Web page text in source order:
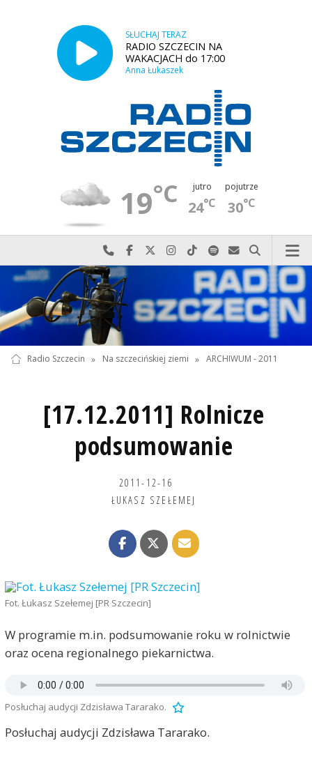
SŁUCHAJ TERAZ
RADIO SZCZECIN NA
WAKACJACH do 17:00
Anna Łukaszek
19°C jutro
24°C
pojutrze
30°C
Najlepiej po prostu do nas zadzwoń
Odwiedź nas na Facebook-u
Odwiedź nas na X
Odwiedź nas na Instagram-ie
Odwiedź nas na TikTok-u
Szukaj nas na Spotify
Wyślij do nas
Szukaj
Radio Szczecin » Na szczecińskiej ziemi » ARCHIWUM - 2011
[17.12.2011] Rolnicze
podsumowanie
2011-12-16
ŁUKASZ SZEŁEMEJ
Fot. Łukasz Szełemej [PR Szczecin]
W programie m.in. podsumowanie roku w rolnictwie
oraz ocena regionalnego piekarnictwa.
Posłuchaj audycji Zdzisława Tararako.
Posłuchaj audycji Zdzisława Tararako.